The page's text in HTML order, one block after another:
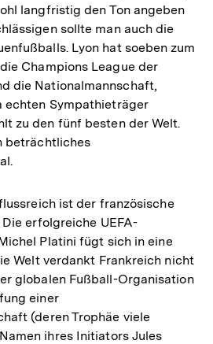
langfristig den Ton angeben
sollte man auch die
Lyon hat soeben zum
Champions League der
die Nationalmannschaft,
echten Sympathieträger
zu den fünf besten der Welt.
beträchtliches
ist der französische
erfolgreiche UEFA-
Platini fügt sich in eine
Welt verdankt Frankreich nicht
globalen Fußball-Organisation
einer
(deren Trophäe viele
ihres Initiators Jules